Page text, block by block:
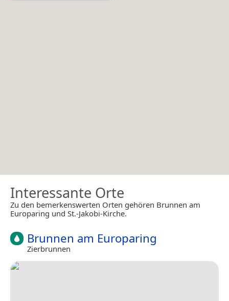
Interessante Orte
Zu den bemerkenswerten Orten gehören Brunnen am
Europaring und St.-Jakobi-Kirche.
Brunnen am Europaring
Zierbrunnen